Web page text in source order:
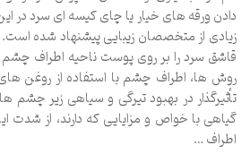
دادن ورقه های خیار یا چای کیسه ای سرد در
زیادی از متخصصان زیبایی پیشنهاد شده
قاشق سرد را بر روی پوست ناحیه اطراف چشم
روش ها، اطراف چشم با استفاده از روغن
تأثیرگذار در بهبود تیرگی و سیاهی زیر
گیاهی با خواص و مزایایی که دارند، از
اطراف …